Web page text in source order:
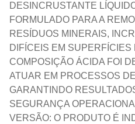
DESINCRUSTANTE
FORMULADO PARA A
RESÍDUOS MINERAIS,
DIFÍCEIS EM
COMPOSIÇÃO ÁCIDA FOI
ATUAR EM PROCESSOS
GARANTINDO
SEGURANÇA
VERSÃO: O PRODUTO É